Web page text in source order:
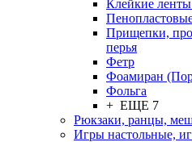
Клейкие
Прищепки,
перья
Фетр
Фоамиран
Фольга
+ ЕЩЕ 7
Рюкзаки, ранцы,
Игры настольные,